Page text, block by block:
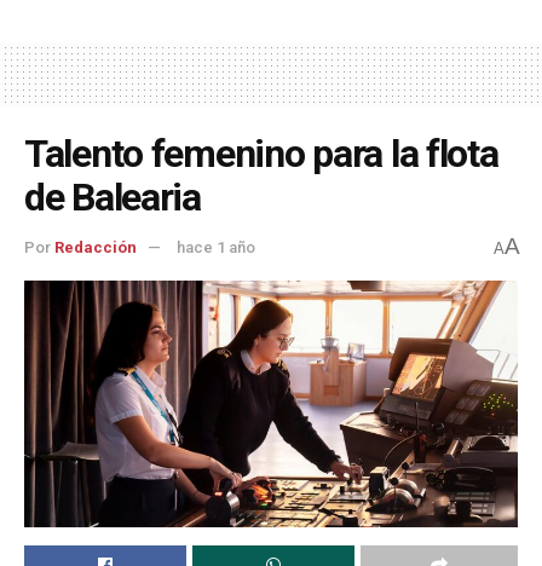
Talento femenino para la flota
de Balearia
Por Redacción hace 1 año AA